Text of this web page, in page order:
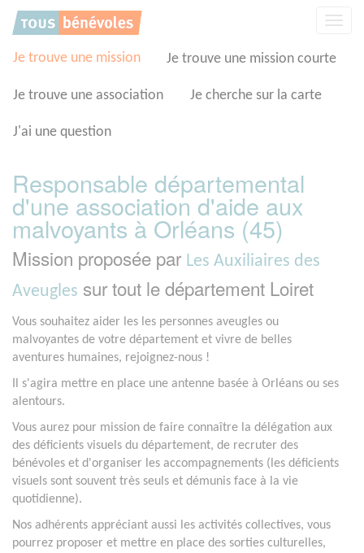
Je trouve une mission Je trouve une mission courte
Je trouve une association Je cherche sur la carte
J'ai une question
Responsable départemental
d'une association d'aide aux
malvoyants à Orléans (45)
Mission proposée par Les Auxiliaires des
Aveugles sur tout le département Loiret
Vous souhaitez aider les les personnes aveugles ou
malvoyantes de votre département et vivre de belles
aventures humaines, rejoignez-nous !
Il s'agira mettre en place une antenne basée à Orléans ou ses
alentours.
Vous aurez pour mission de faire connaître la délégation aux
des déficients visuels du département, de recruter des
bénévoles et d'organiser les accompagnements (les déficients
visuels sont souvent très seuls et démunis face à la vie
quotidienne).
Nos adhérents appréciant aussi les activités collectives, vous
pourrez proposer et mettre en place des sorties culturelles,
Panneau de gestion des cookies